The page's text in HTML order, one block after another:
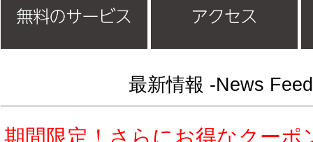
最新情報 -News
期間限定！さらにお得なクーポ